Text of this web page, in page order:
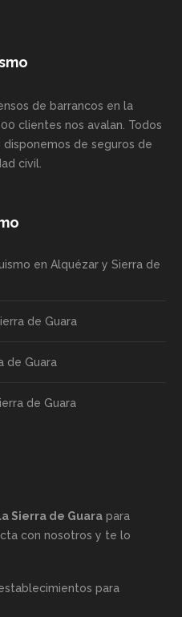
de barrancos en la
clientes nos avalan. Todos
de seguros de
civil.
en Alquézar y Sierra de
de Guara
de Guara
de Guara
Sierra de Guara para
con nosotros y te lo
para